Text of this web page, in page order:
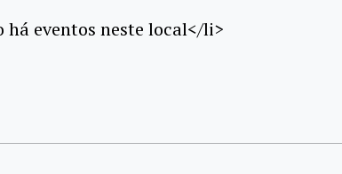
há eventos neste local</li>